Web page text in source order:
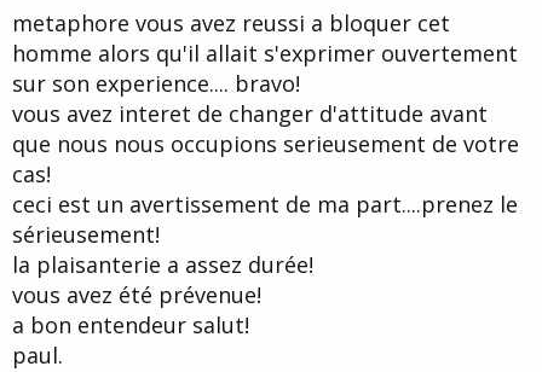
metaphore vous avez reussi a bloquer cet
homme alors qu'il allait s'exprimer ouvertement
sur son experience.... bravo!
vous avez interet de changer d'attitude avant
que nous nous occupions serieusement de votre
cas!
ceci est un avertissement de ma part....prenez le
sérieusement!
la plaisanterie a assez durée!
vous avez été prévenue!
a bon entendeur salut!
paul.